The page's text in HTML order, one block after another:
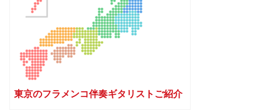
東京のフラメンコ伴奏ギタリストご紹介